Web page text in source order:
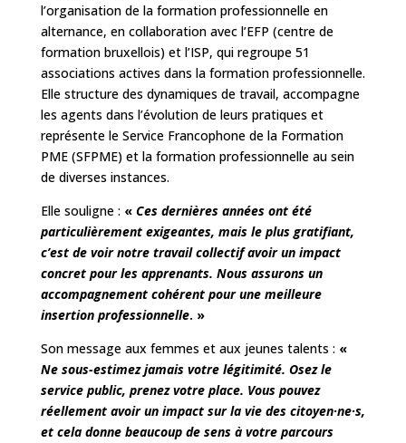
l’organisation de la formation professionnelle en
alternance, en collaboration avec l’EFP (centre de
formation bruxellois) et l’ISP, qui regroupe 51
associations actives dans la formation professionnelle.
Elle structure des dynamiques de travail, accompagne
les agents dans l’évolution de leurs pratiques et
représente le Service Francophone de la Formation
PME (SFPME) et la formation professionnelle au sein
de diverses instances.
Elle souligne : «Ces dernières années ont été
particulièrement exigeantes, mais le plus gratifiant,
c’est de voir notre travail collectif avoir un impact
concret pour les apprenants. Nous assurons un
accompagnement cohérent pour une meilleure
insertion professionnelle. »
Son message aux femmes et aux jeunes talents : «
Ne sous-estimez jamais votre légitimité. Osez le
service public, prenez votre place. Vous pouvez
réellement avoir un impact sur la vie des citoyen·ne·s,
et cela donne beaucoup de sens à votre parcours